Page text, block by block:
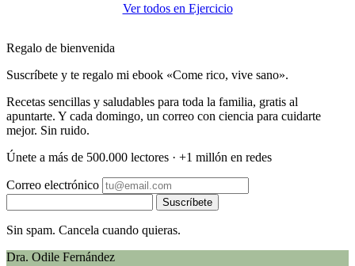
Ver todos en Ejercicio
Regalo de bienvenida
Suscríbete y te regalo mi ebook «Come rico, vive sano».
Recetas sencillas y saludables para toda la familia, gratis al
apuntarte. Y cada domingo, un correo con ciencia para cuidarte
mejor. Sin ruido.
Únete a más de 500.000 lectores · +1 millón en redes
Correo electrónico
Suscríbete
Sin spam. Cancela cuando quieras.
Dra. Odile Fernández